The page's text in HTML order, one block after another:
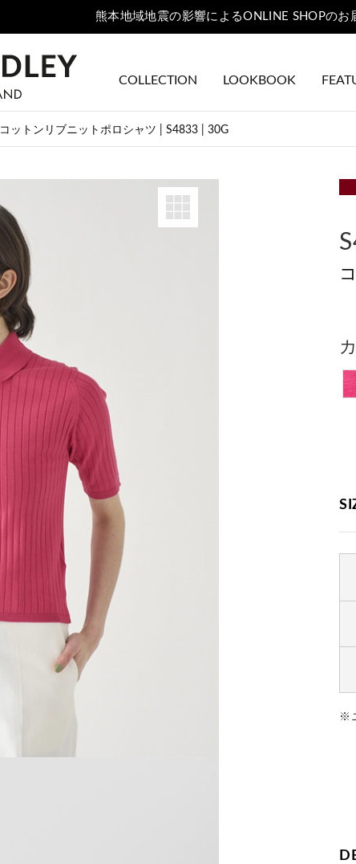
PRE ORDER｜2026秋冬コレクション先行予
COLLECTION LOOKBOOK
コットンリブニットポロシャツ | S4833 | 30G
※